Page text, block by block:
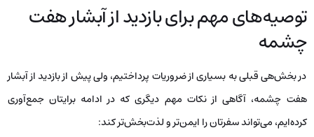
توصیه‌های مهم برای بازدید از آبشار هفت
چشمه
در بخش‌هی قبلی به بسیاری از ضروریات پرداختیم، ولی پیش از بازدید از آبشار
هفت چشمه، آگاهی از نکات مهم دیگری که در ادامه برایتان جمع‌آوری
کرده‌ایم، می‌تواند سفرتان را ایمن‌تر و لذت‌بخش‌تر کند: